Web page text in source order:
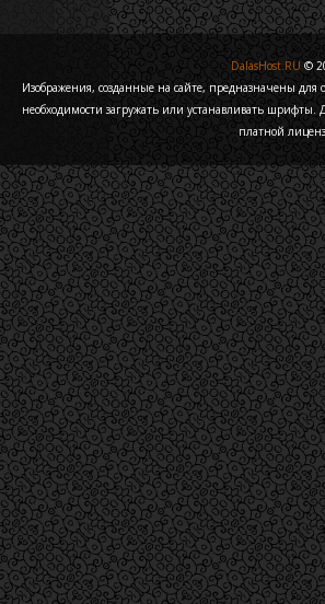
DalasHost.RU ©
Изображения, созданные на сайте, предназначены
необходимости загружать или устанавливать
платной